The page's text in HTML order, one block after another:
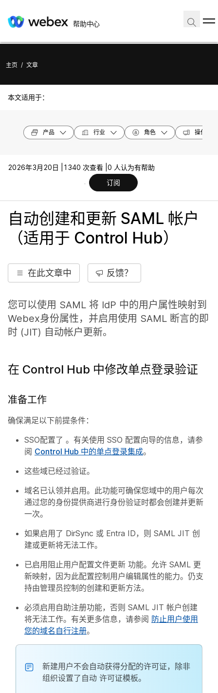
帮助中心
主页 / 文章
本文适用于：
产品 行业 角色 操作系统
2026年3月20日 | 1340 次查看 | 0 人认为有帮助
订阅
自动创建和更新 SAML 帐户
（适用于 Control Hub）
在此文章中 反馈？
您可以使用 SAML 将 IdP 中的用户属性映射到
Webex身份属性，并启用使用 SAML 断言的即
时 (JIT) 自动帐户更新。
在 Control Hub 中修改单点登录验证
准备工作
确保满足以下前提条件：
SSO配置了 。有关使用 SSO 配置向导的信息，请参
阅 Control Hub 中的单点登录集成。
这些域已经过验证。
域名已认领并启用。此功能可确保您域中的用户每次
通过您的身份提供商进行身份验证时都会创建并更新
一次。
如果启用了 DirSync 或 Entra ID，则 SAML JIT 创
建或更新将无法工作。
已启用 阻止用户配置文件更新 功能。允许 SAML 更
新映射，因为此配置控制用户编辑属性的能力。仍支
持由管理员控制的创建和更新方法。
必须启用自助注册功能，否则 SAML JIT 帐户创建
将无法工作。有关更多信息，请参阅 防止用户使用
您的域名自行注册。
新建用户不会自动获得分配的许可证，除非
组织设置了自动 许可证模板。